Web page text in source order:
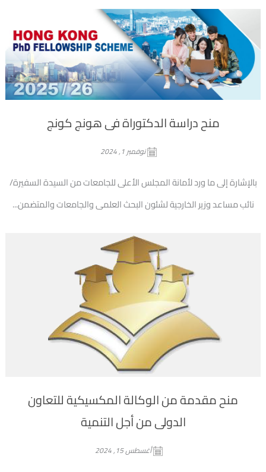
منح دراسة الدكتوراة فى هونج كونج
نوفمبر 1, 2024
بالإشارة إلى ما ورد لأمانة المجلس الأعلى للجامعات من السيدة السفيرة/
نائب مساعد وزير الخارجية لشئون البحث العلمى والجامعات والمتضمن...
منح مقدمة من الوكالة المكسيكية للتعاون
الدولى من أجل التنمية
أغسطس 15, 2024